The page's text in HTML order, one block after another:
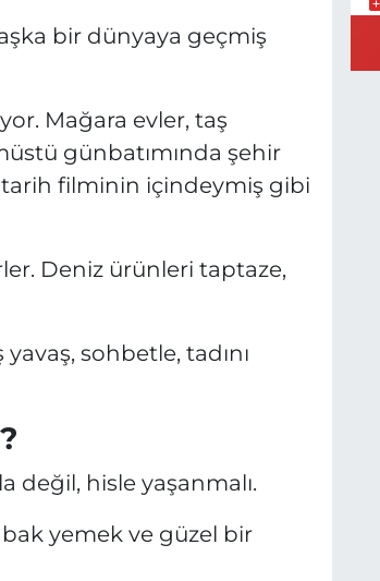
bir dünyaya geçmiş
Mağara evler, taş
günbatımında şehir
tarih filminin içindeymiş gibi
Deniz ürünleri taptaze,
sohbetle, tadını
değil, hisle yaşanmalı.
yemek ve güzel bir